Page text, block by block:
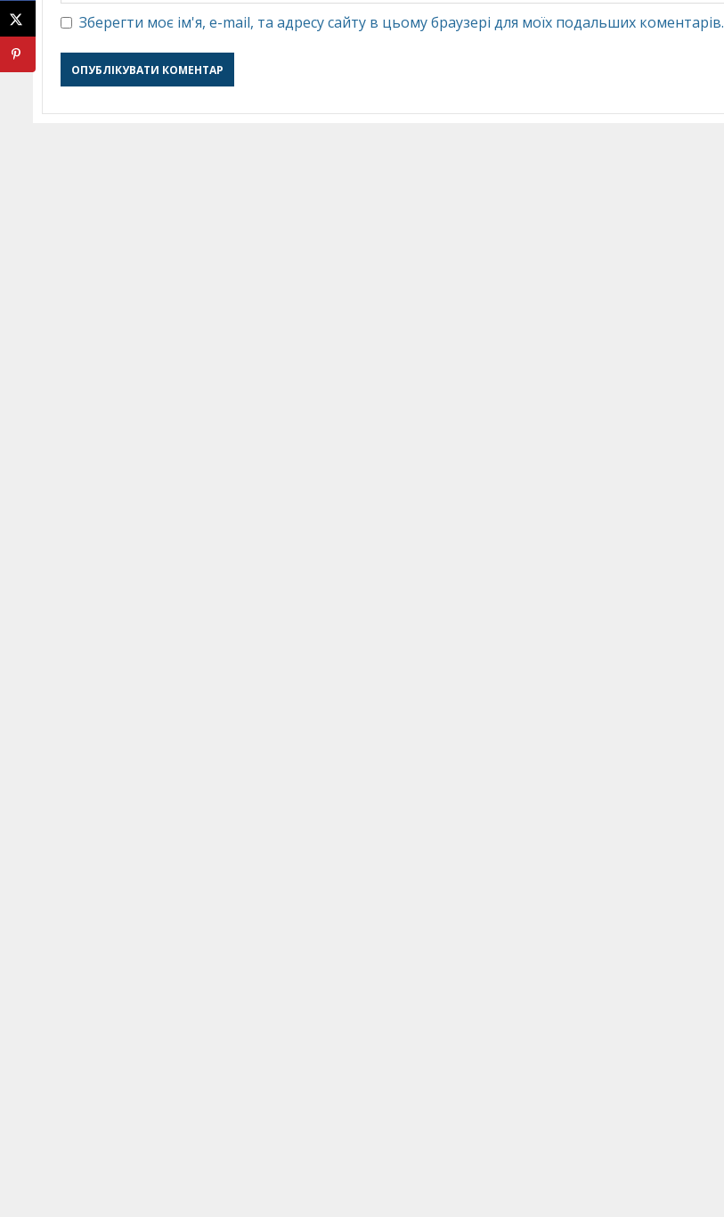
Зберегти моє ім'я, e-mail, та адресу сайту в цьому браузері для моїх подальших коментарів.